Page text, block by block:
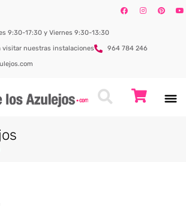
9:30-17:30 y Viernes 9:30-13:30
visitar nuestras instalaciones
964 784 246